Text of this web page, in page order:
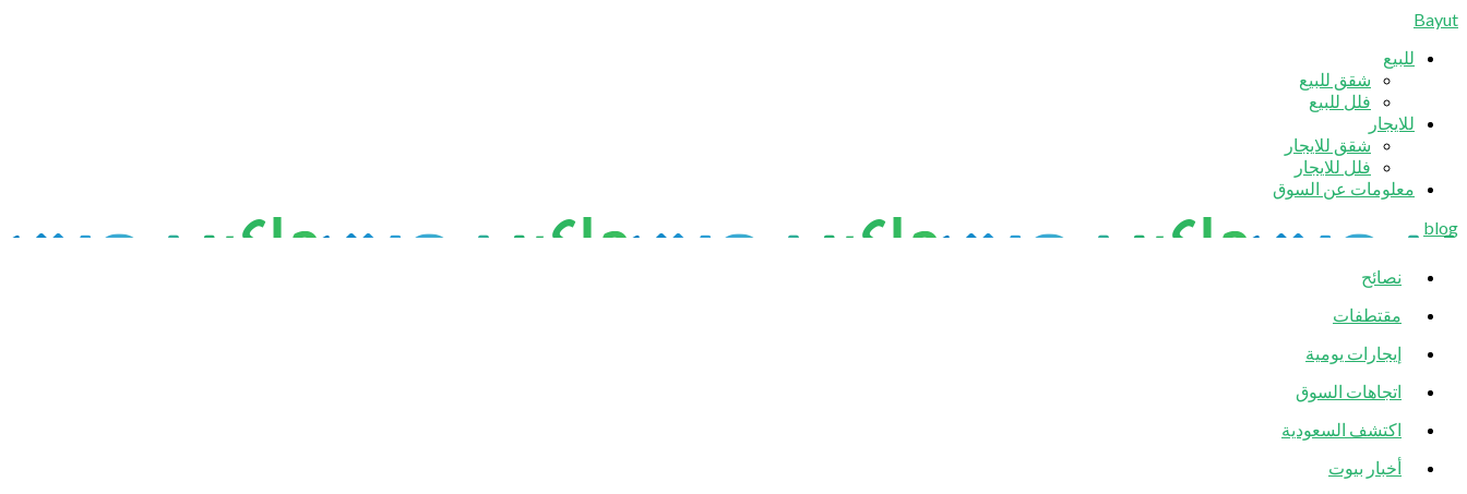
Bayut
للبيع
شقق للبيع
فلل للبيع
للايجار
شقق للايجار
فلل للايجار
معلومات عن السوق
blog
نصائح
مقتطفات
إيجارات يومية
اتجاهات السوق
اكتشف السعودية
أخبار بيوت